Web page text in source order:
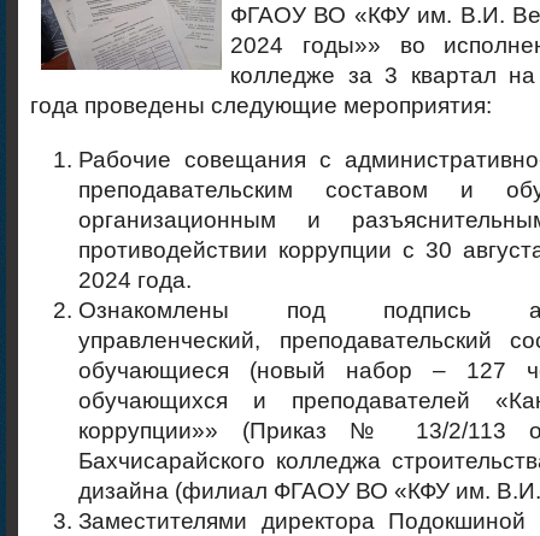
ФГАОУ ВО «КФУ им. В.И.
2024 годы»» во
колледже за 3 квартал
года проведены следующие мероприятия:
Рабочие совещания с
преподавательским составом и
организационным и
противодействии коррупции с 30
2024 года.
Ознакомлены под подпись
управленческий, преподавательский
обучающиеся (новый набор – 127
обучающихся и преподавателей
коррупции»» (Приказ № 13/2/113
Бахчисарайского колледжа
дизайна (филиал ФГАОУ ВО «КФУ им. В.И.
Заместителями директора